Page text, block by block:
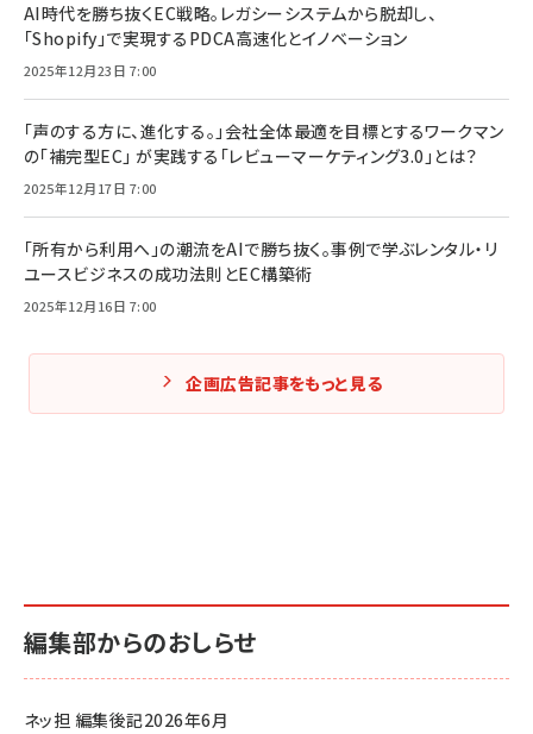
AI時代を勝ち抜くEC戦略。レガシーシステムから脱却し、
「Shopify」で実現するPDCA高速化とイノベーション
2025年12月23日 7:00
「声のする方に、進化する。」会社全体最適を目標とするワークマン
の「補完型EC」 が実践する「レビューマーケティング3.0」とは？
2025年12月17日 7:00
「所有から利用へ」の潮流をAIで勝ち抜く。事例で学ぶレンタル・リ
ユースビジネスの成功法則とEC構築術
2025年12月16日 7:00
企画広告記事をもっと見る
編集部からのおしらせ
ネッ担 編集後記2026年6月